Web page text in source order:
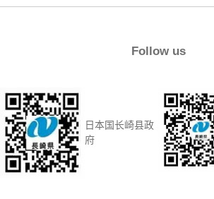
Follow us
日本国长崎县政
府